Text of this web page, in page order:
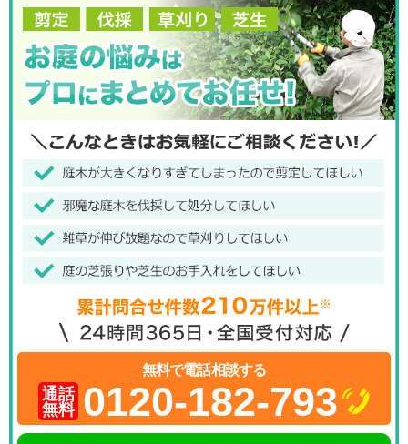
無料で電話相談する
通話
無料 0120-182-793